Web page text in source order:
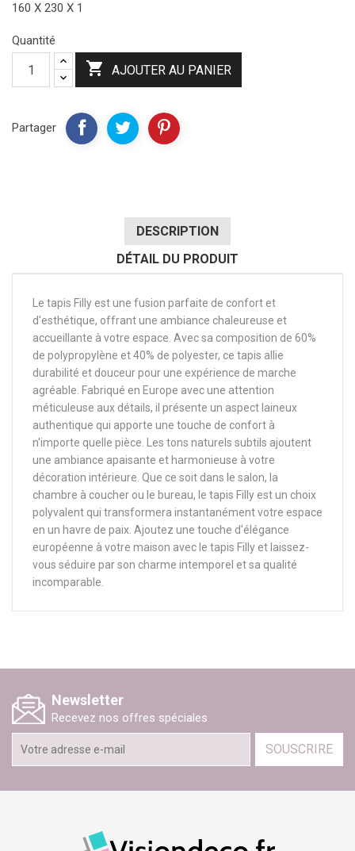
160 X 230 X 1
Quantité
 AJOUTER AU PANIER
Partager
DESCRIPTION
DÉTAIL DU PRODUIT
Le tapis Filly est une fusion parfaite de confort et
d'esthétique, offrant une ambiance chaleureuse et
accueillante à votre espace. Avec sa composition de 60%
de polypropylène et 40% de polyester, ce tapis allie
durabilité et douceur pour une expérience de marche
agréable. Fabriqué en Europe avec une attention
méticuleuse aux détails, il présente un aspect laineux
authentique qui apporte une touche de confort à
n'importe quelle pièce. Les tons naturels subtils ajoutent
une ambiance apaisante et harmonieuse à votre
décoration intérieure. Que ce soit dans le salon, la
chambre à coucher ou le bureau, le tapis Filly est un choix
polyvalent qui transformera instantanément votre espace
en un havre de paix. Ajoutez une touche d'élégance
européenne à votre maison avec le tapis Filly et laissez-
vous séduire par son charme intemporel et sa qualité
incomparable.
Newsletter
Recevez nos offres spéciales
SOUSCRIRE